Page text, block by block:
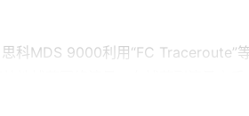
科MDS 9000利用“FC Traceroute”
地捕获网络流量。在捕获到流量之后，
的协议层内容。